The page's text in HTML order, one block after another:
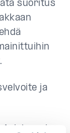
suoritus
ja